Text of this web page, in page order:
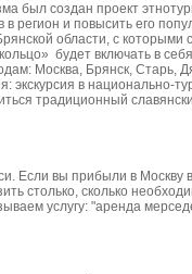
был создан проект
регион и повысить его
области, с которыми
будет включать в
Москва, Брянск, Старь,
в национально-
традиционный
Если вы прибыли в Москву
столько, сколько
услугу: "аренда